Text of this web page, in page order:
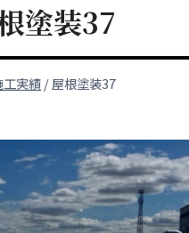
塗装37
工実績/屋根塗装37